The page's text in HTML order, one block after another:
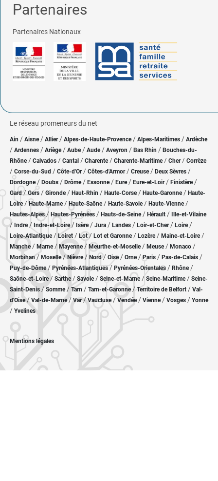
Partenaires
Partenaires Nationaux
Le réseau promeneurs du net
Ain / Aisne/ Allier/ Alpes-de-Haute-Provence / Alpes-Maritimes / Ardèche
/ Ardennes / Ariège/ Aube/ Aude / Aveyron / Bas Rhin / Bouches-du-
Rhône/ Calvados / Cantal / Charente / Charente-Maritime/ Cher / Corrèze
/ Corse-du-Sud / Côte-d'Or / Côtes-d'Armor/ Creuse/ Deux Sèvres /
Dordogne/ Doubs / Drôme/ Essonne / Eure/ Eure-et-Loir / Finistère/
Gard/Gers / Gironde/ Haut-Rhin / Haute-Corse/ Haute-Garonne/ Haute-
Loire/Haute-Marne/ Haute-Saône/ Haute-Savoie/ Haute-Vienne/
Hautes-Alpes/ Hautes-Pyrénées / Hauts-de-Seine/ Hérault / Ille-et-Vilaine
/ Indre/ Indre-et-Loire/ Isère/ Jura / Landes / Loir-et-Cher/ Loire/
Loire-Atlantique/ Loiret / Lot/ Lot et Garonne/ Lozère / Maine-et-Loire/
Manche/ Marne/ Mayenne/ Meurthe-et-Moselle/ Meuse/ Monaco /
Morbihan/ Moselle/ Nièvre / Nord/ Oise / Orne/Paris / Pas-de-Calais /
Puy-de-Dôme/ Pyrénées-Atlantiques / Pyrénées-Orientales / Rhône/
Saône-et-Loire/ Sarthe/ Savoie/ Seine-et-Marne/ Seine-Maritime/ Seine-
Saint-Denis /Somme/ Tarn / Tarn-et-Garonne/Territoire de Belfort / Val-
d'Oise/ Val-de-Marne/Var/Vaucluse/ Vendée/ Vienne/ Vosges / Yonne
/ Yvelines
Mentions légales